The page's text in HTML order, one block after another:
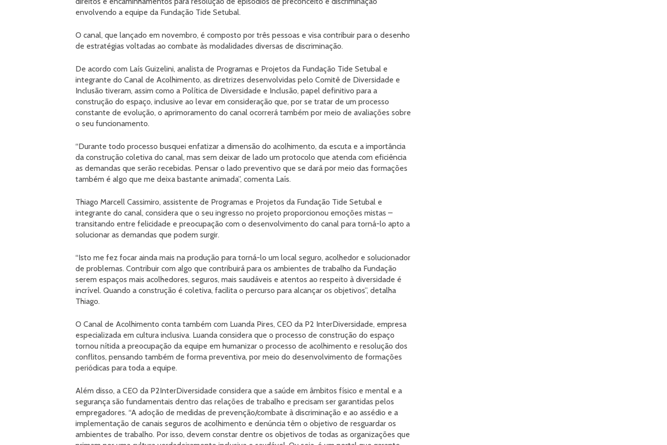
envolvendo a equipe da Fundação Tide Setubal.
O canal, que lançado em novembro, é composto por três pessoas e visa contribuir para o desenho
de estratégias voltadas ao combate às modalidades diversas de discriminação.
De acordo com Laís Guizelini, analista de Programas e Projetos da Fundação Tide Setubal e
integrante do Canal de Acolhimento, as diretrizes desenvolvidas pelo Comitê de Diversidade e
Inclusão tiveram, assim como a Política de Diversidade e Inclusão, papel definitivo para a
construção do espaço, inclusive ao levar em consideração que, por se tratar de um processo
constante de evolução, o aprimoramento do canal ocorrerá também por meio de avaliações sobre
o seu funcionamento.
“Durante todo processo busquei enfatizar a dimensão do acolhimento, da escuta e a importância
da construção coletiva do canal, mas sem deixar de lado um protocolo que atenda com eficiência
as demandas que serão recebidas. Pensar o lado preventivo que se dará por meio das formações
também é algo que me deixa bastante animada”, comenta Laís.
Thiago Marcell Cassimiro, assistente de Programas e Projetos da Fundação Tide Setubal e
integrante do canal, considera que o seu ingresso no projeto proporcionou emoções mistas –
transitando entre felicidade e preocupação com o desenvolvimento do canal para torná-lo apto a
solucionar as demandas que podem surgir.
“Isto me fez focar ainda mais na produção para torná-lo um local seguro, acolhedor e solucionador
de problemas. Contribuir com algo que contribuirá para os ambientes de trabalho da Fundação
serem espaços mais acolhedores, seguros, mais saudáveis e atentos ao respeito à diversidade é
incrível. Quando a construção é coletiva, facilita o percurso para alcançar os objetivos”, detalha
Thiago.
O Canal de Acolhimento conta também com Luanda Pires, CEO da P2 InterDiversidade, empresa
especializada em cultura inclusiva. Luanda considera que o processo de construção do espaço
tornou nítida a preocupação da equipe em humanizar o processo de acolhimento e resolução dos
conflitos, pensando também de forma preventiva, por meio do desenvolvimento de formações
periódicas para toda a equipe.
Além disso, a CEO da P2InterDiversidade considera que a saúde em âmbitos físico e mental e a
segurança são fundamentais dentro das relações de trabalho e precisam ser garantidas pelos
empregadores. “A adoção de medidas de prevenção/combate à discriminação e ao assédio e a
implementação de canais seguros de acolhimento e denúncia têm o objetivo de resguardar os
ambientes de trabalho. Por isso, devem constar dentre os objetivos de todas as organizações que